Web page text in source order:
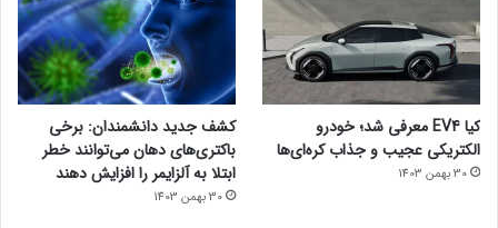
کیا EV4 معرفی شد؛ خودرو
الکتریکی عجیب و جذاب کره‌ای‌ها
30 بهمن 1403
کشف جدید دانشمندان: برخی
باکتری‌های دهان می‌توانند خطر
ابتلا به آلزایمر را افزایش دهند
30 بهمن 1403